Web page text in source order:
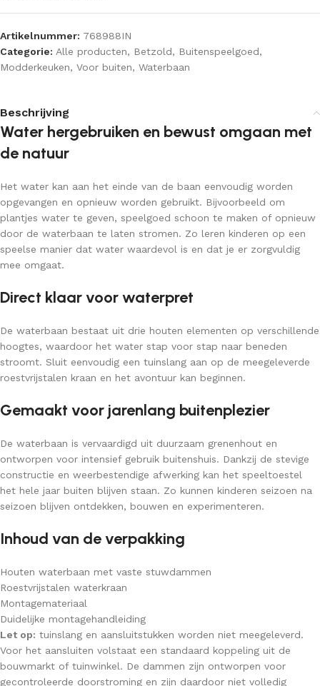
Artikelnummer: 768988IN
Categorie: Alle producten, Betzold, Buitenspeelgoed,
Modderkeuken, Voor buiten, Waterbaan
Beschrijving
Water hergebruiken en bewust omgaan met
de natuur
Het water kan aan het einde van de baan eenvoudig worden
opgevangen en opnieuw worden gebruikt. Bijvoorbeeld om
plantjes water te geven, speelgoed schoon te maken of opnieuw
door de waterbaan te laten stromen. Zo leren kinderen op een
speelse manier dat water waardevol is en dat je er zorgvuldig
mee omgaat.
Direct klaar voor waterpret
De waterbaan bestaat uit drie houten elementen op verschillende
hoogtes, waardoor het water stap voor stap naar beneden
stroomt. Sluit eenvoudig een tuinslang aan op de meegeleverde
roestvrijstalen kraan en het avontuur kan beginnen.
Gemaakt voor jarenlang buitenplezier
De waterbaan is vervaardigd uit duurzaam grenenhout en
ontworpen voor intensief gebruik buitenshuis. Dankzij de stevige
constructie en weerbestendige afwerking kan het speeltoestel
het hele jaar buiten blijven staan. Zo kunnen kinderen seizoen na
seizoen blijven ontdekken, bouwen en experimenteren.
Inhoud van de verpakking
Houten waterbaan met vaste stuwdammen
Roestvrijstalen waterkraan
Montagemateriaal
Duidelijke montagehandleiding
Let op: tuinslang en aansluitstukken worden niet meegeleverd.
Voor het aansluiten volstaat een standaard koppeling uit de
bouwmarkt of tuinwinkel. De dammen zijn ontworpen voor
gecontroleerde doorstroming en zijn daardoor niet volledig